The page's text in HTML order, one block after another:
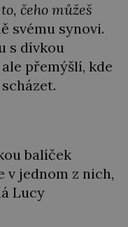
čeho můžeš
svému synovi.
s dívkou
přemýšlí, kde
balíček
v jednom z nich,
Lucy